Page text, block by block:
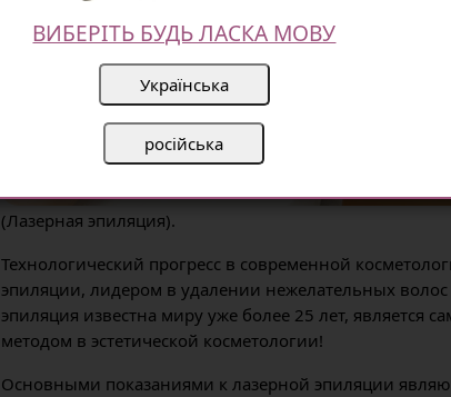
(Лазерная эпиляция).
Технологический прогресс в современной
эпиляции, лидером в удалении нежелательных волос
эпиляция известна миру уже более 25 лет, является
методом в эстетической косметологии!
Основными показаниями к лазерной эпиляции
ВИБЕРІТЬ БУДЬ ЛАСКА МОВУ
Українська
російська